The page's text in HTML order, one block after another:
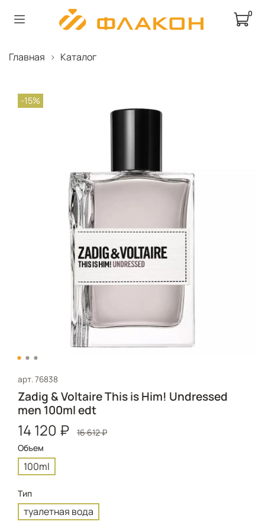
0
Главная Каталог
-15%
арт.76838
Zadig & Voltaire This is Him! Undressed
men 100ml edt
14 120 ₽
16 612 ₽
Объем
100ml
Тип
туалетная вода